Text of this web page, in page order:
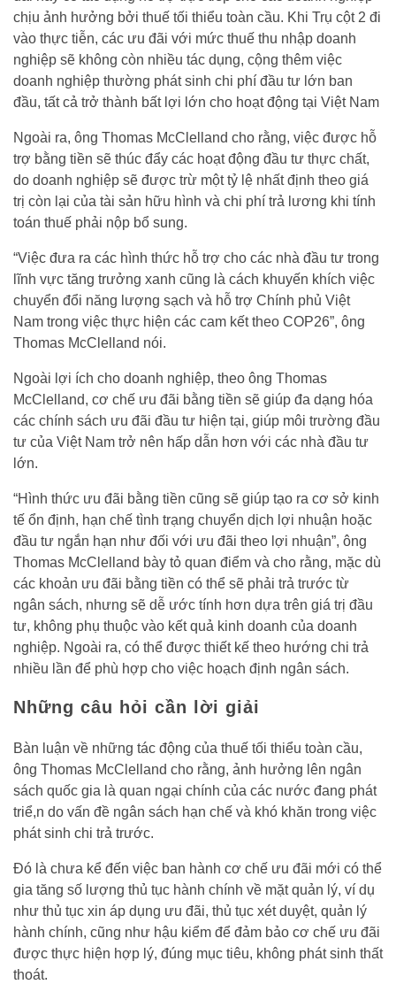
chịu ảnh hưởng bởi thuế tối thiểu toàn cầu. Khi Trụ cột 2 đi
vào thực tiễn, các ưu đãi với mức thuế thu nhập doanh
nghiệp sẽ không còn nhiều tác dụng, cộng thêm việc
doanh nghiệp thường phát sinh chi phí đầu tư lớn ban
đầu, tất cả trở thành bất lợi lớn cho hoạt động tại Việt Nam
Ngoài ra, ông Thomas McClelland cho rằng, việc được hỗ
trợ bằng tiền sẽ thúc đẩy các hoạt động đầu tư thực chất,
do doanh nghiệp sẽ được trừ một tỷ lệ nhất định theo giá
trị còn lại của tài sản hữu hình và chi phí trả lương khi tính
toán thuế phải nộp bổ sung.
“Việc đưa ra các hình thức hỗ trợ cho các nhà đầu tư trong
lĩnh vực tăng trưởng xanh cũng là cách khuyến khích việc
chuyển đổi năng lượng sạch và hỗ trợ Chính phủ Việt
Nam trong việc thực hiện các cam kết theo COP26”, ông
Thomas McClelland nói.
Ngoài lợi ích cho doanh nghiệp, theo ông Thomas
McClelland, cơ chế ưu đãi bằng tiền sẽ giúp đa dạng hóa
các chính sách ưu đãi đầu tư hiện tại, giúp môi trường đầu
tư của Việt Nam trở nên hấp dẫn hơn với các nhà đầu tư
lớn.
“Hình thức ưu đãi bằng tiền cũng sẽ giúp tạo ra cơ sở kinh
tế ổn định, hạn chế tình trạng chuyển dịch lợi nhuận hoặc
đầu tư ngắn hạn như đối với ưu đãi theo lợi nhuận”, ông
Thomas McClelland bày tỏ quan điểm và cho rằng, mặc dù
các khoản ưu đãi bằng tiền có thể sẽ phải trả trước từ
ngân sách, nhưng sẽ dễ ước tính hơn dựa trên giá trị đầu
tư, không phụ thuộc vào kết quả kinh doanh của doanh
nghiệp. Ngoài ra, có thể được thiết kế theo hướng chi trả
nhiều lần để phù hợp cho việc hoạch định ngân sách.
Những câu hỏi cần lời giải
Bàn luận về những tác động của thuế tối thiểu toàn cầu,
ông Thomas McClelland cho rằng, ảnh hưởng lên ngân
sách quốc gia là quan ngại chính của các nước đang phát
triể,n do vấn đề ngân sách hạn chế và khó khăn trong việc
phát sinh chi trả trước.
Đó là chưa kể đến việc ban hành cơ chế ưu đãi mới có thể
gia tăng số lượng thủ tục hành chính về mặt quản lý, ví dụ
như thủ tục xin áp dụng ưu đãi, thủ tục xét duyệt, quản lý
hành chính, cũng như hậu kiểm để đảm bảo cơ chế ưu đãi
được thực hiện hợp lý, đúng mục tiêu, không phát sinh thất
thoát.